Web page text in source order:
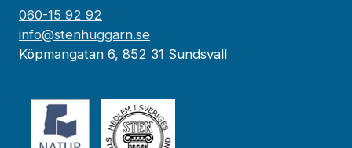
060-15 92 92
info@stenhuggarn.se
Köpmangatan 6, 852 31 Sundsvall